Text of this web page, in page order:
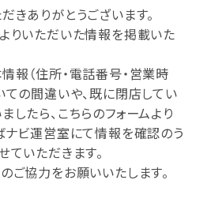
きありがとうございます。
りいただいた情報を掲載いた
報（住所・電話番号・営業時
ての間違いや、既に閉店してい
したら、こちらのフォームより
ナビ運営室にて情報を確認のう
ていただきます。
ご協力をお願いいたします。